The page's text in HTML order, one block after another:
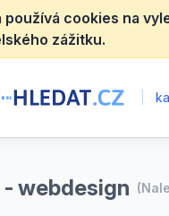
používá cookies na
zážitku.
webdesign